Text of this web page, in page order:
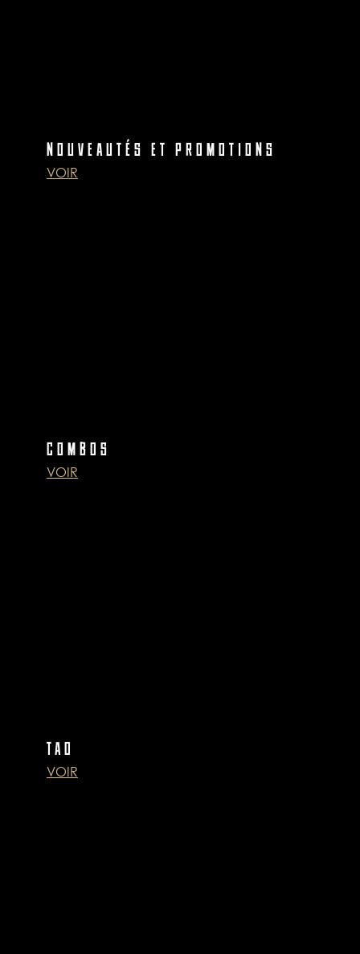
NOUVEAUTÉS ET PROMOTIONS
VOIR
COMBOS
VOIR
TAO
VOIR